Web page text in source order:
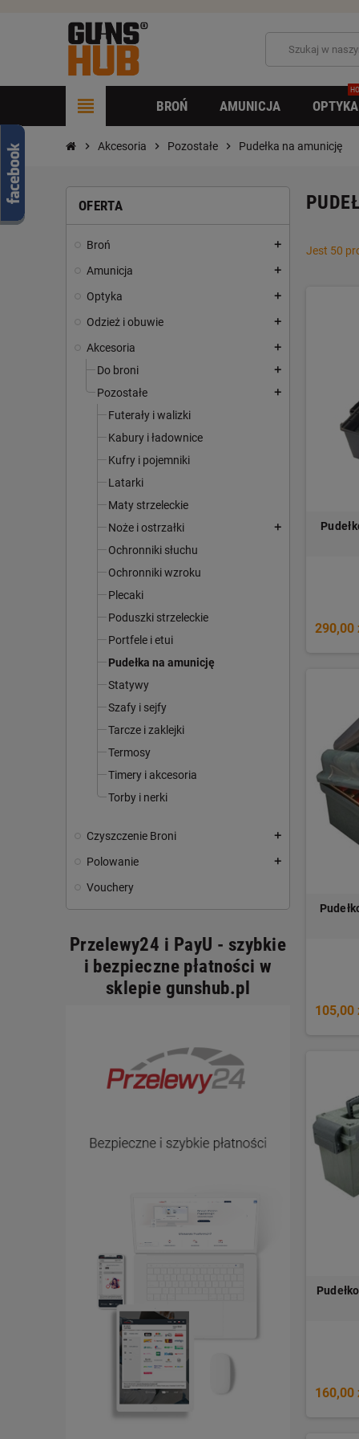
view_headline BROŃ AMUNICJA OPTYKA
chevron_right Akcesoria chevron_right Pozostałe chevron_right Pudełka na amunicję
OFERTA
Broń add
Amunicja add
Optyka add
Odzież i obuwie add
Akcesoria add
Do broni add
Pozostałe add
Futerały i walizki
Kabury i ładownice
Kufry i pojemniki
Latarki
Maty strzeleckie
Noże i ostrzałki
add
Ochronniki słuchu
Ochronniki wzroku
Plecaki
Poduszki strzeleckie
Portfele i etui
Pudełka na amunicję
Statywy
Szafy i sejfy
Tarcze i zaklejki
Termosy
Timery i akcesoria
Torby i nerki
Czyszczenie Broni add
Polowanie add
Vouchery
Przelewy24 i PayU - szybkie
i bezpieczne płatności w
sklepie gunshub.pl
Jest 50
290,00
105,00
160,00